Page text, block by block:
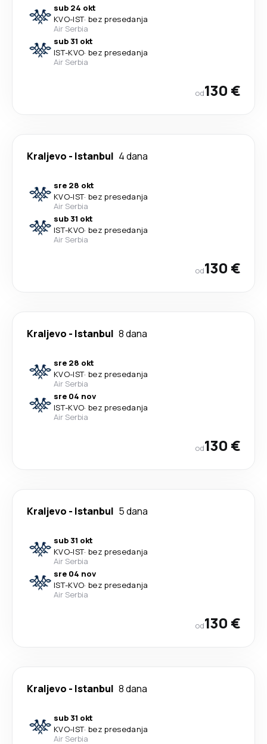
sub 24 okt
KVO-IST· bez presedanja
Air Serbia
sub 31 okt
IST-KVO· bez presedanja
Air Serbia
od130 €
Kraljevo - Istanbul 4 dana
sre 28 okt
KVO-IST· bez presedanja
Air Serbia
sub 31 okt
IST-KVO· bez presedanja
Air Serbia
od130 €
Kraljevo - Istanbul 8 dana
sre 28 okt
KVO-IST· bez presedanja
Air Serbia
sre 04 nov
IST-KVO· bez presedanja
Air Serbia
od130 €
Kraljevo - Istanbul 5 dana
sub 31 okt
KVO-IST· bez presedanja
Air Serbia
sre 04 nov
IST-KVO· bez presedanja
Air Serbia
od130 €
Kraljevo - Istanbul 8 dana
sub 31 okt
KVO-IST· bez presedanja
Air Serbia